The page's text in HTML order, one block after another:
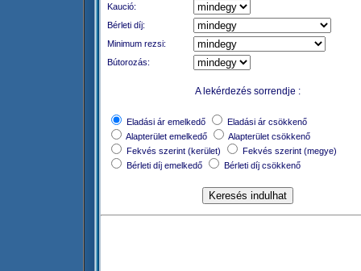
Kaució:
Bérleti díj:
Minimum rezsi:
Bútorozás:
A lekérdezés sorrendje :
Eladási ár emelkedő
Eladási ár csökkenő
Alapterület emelkedő
Alapterület csökkenő
Fekvés szerint (kerület)
Fekvés szerint (megye)
Bérleti díj emelkedő
Bérleti díj csökkenő